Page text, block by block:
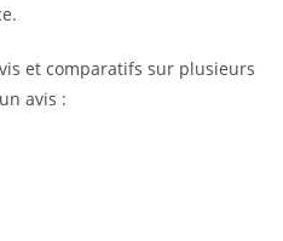
et comparatifs sur plusieurs
avis :